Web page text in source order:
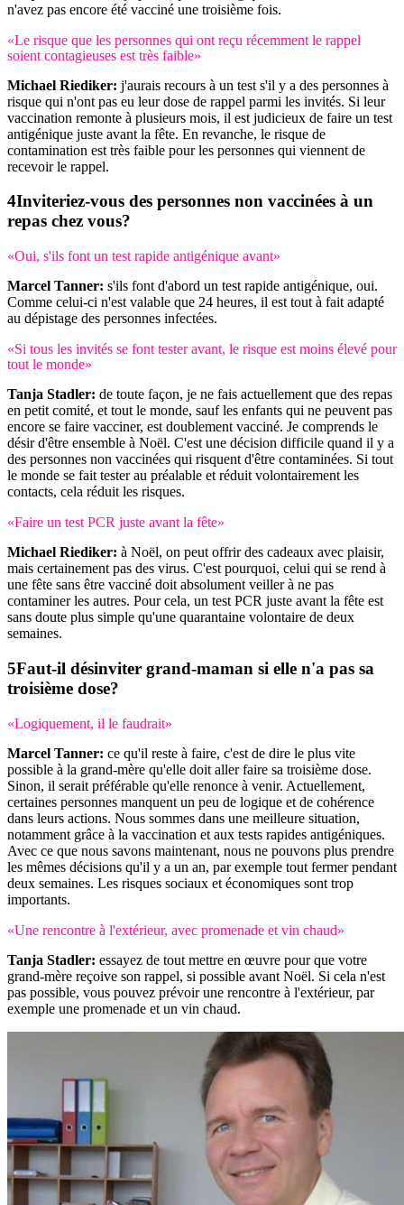
n'avez pas encore été vacciné une troisième fois.
«Le risque que les personnes qui ont reçu récemment le rappel
soient contagieuses est très faible»
Michael Riediker: j'aurais recours à un test s'il y a des personnes à
risque qui n'ont pas eu leur dose de rappel parmi les invités. Si leur
vaccination remonte à plusieurs mois, il est judicieux de faire un test
antigénique juste avant la fête. En revanche, le risque de
contamination est très faible pour les personnes qui viennent de
recevoir le rappel.
Inviteriez-vous des personnes non vaccinées à un
repas chez vous?
«Oui, s'ils font un test rapide antigénique avant»
Marcel Tanner: s'ils font d'abord un test rapide antigénique, oui.
Comme celui-ci n'est valable que 24 heures, il est tout à fait adapté
au dépistage des personnes infectées.
«Si tous les invités se font tester avant, le risque est moins élevé pour
tout le monde»
Tanja Stadler: de toute façon, je ne fais actuellement que des repas
en petit comité, et tout le monde, sauf les enfants qui ne peuvent pas
encore se faire vacciner, est doublement vacciné. Je comprends le
désir d'être ensemble à Noël. C'est une décision difficile quand il y a
des personnes non vaccinées qui risquent d'être contaminées. Si tout
le monde se fait tester au préalable et réduit volontairement les
contacts, cela réduit les risques.
«Faire un test PCR juste avant la fête»
Michael Riediker: à Noël, on peut offrir des cadeaux avec plaisir,
mais certainement pas des virus. C'est pourquoi, celui qui se rend à
une fête sans être vacciné doit absolument veiller à ne pas
contaminer les autres. Pour cela, un test PCR juste avant la fête est
sans doute plus simple qu'une quarantaine volontaire de deux
semaines.
Faut-il désinviter grand-maman si elle n'a pas sa
troisième dose?
«Logiquement, il le faudrait»
Marcel Tanner: ce qu'il reste à faire, c'est de dire le plus vite
possible à la grand-mère qu'elle doit aller faire sa troisième dose.
Sinon, il serait préférable qu'elle renonce à venir. Actuellement,
certaines personnes manquent un peu de logique et de cohérence
dans leurs actions. Nous sommes dans une meilleure situation,
notamment grâce à la vaccination et aux tests rapides antigéniques.
Avec ce que nous savons maintenant, nous ne pouvons plus prendre
les mêmes décisions qu'il y a un an, par exemple tout fermer pendant
deux semaines. Les risques sociaux et économiques sont trop
importants.
«Une rencontre à l'extérieur, avec promenade et vin chaud»
Tanja Stadler: essayez de tout mettre en œuvre pour que votre
grand-mère reçoive son rappel, si possible avant Noël. Si cela n'est
pas possible, vous pouvez prévoir une rencontre à l'extérieur, par
exemple une promenade et un vin chaud.